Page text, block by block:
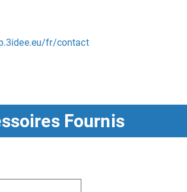
fr/contact
Fournis